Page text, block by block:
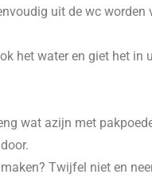
uit de wc
het water en giet het
wat azijn met
Twijfel niet en